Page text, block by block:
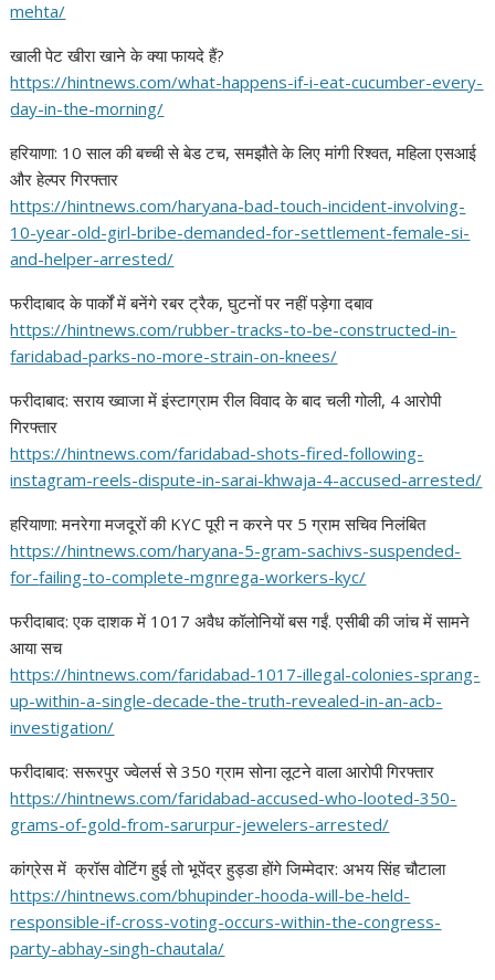
mehta/
खाली पेट खीरा खाने के क्या फायदे हैं?
https://hintnews.com/what-happens-if-i-eat-cucumber-every-
day-in-the-morning/
हरियाणा: 10 साल की बच्ची से बेड टच, समझौते के लिए मांगी रिश्वत, महिला एसआई
और हेल्पर गिरफ्तार
https://hintnews.com/haryana-bad-touch-incident-involving-
10-year-old-girl-bribe-demanded-for-settlement-female-si-
and-helper-arrested/
फरीदाबाद के पार्कों में बनेंगे रबर ट्रैक, घुटनों पर नहीं पड़ेगा दबाव
https://hintnews.com/rubber-tracks-to-be-constructed-in-
faridabad-parks-no-more-strain-on-knees/
फरीदाबाद: सराय ख्वाजा में इंस्टाग्राम रील विवाद के बाद चली गोली, 4 आरोपी
गिरफ्तार
https://hintnews.com/faridabad-shots-fired-following-
instagram-reels-dispute-in-sarai-khwaja-4-accused-arrested/
हरियाणा: मनरेगा मजदूरों की KYC पूरी न करने पर 5 ग्राम सचिव निलंबित
https://hintnews.com/haryana-5-gram-sachivs-suspended-
for-failing-to-complete-mgnrega-workers-kyc/
फरीदाबाद: एक दाशक में 1017 अवैध कॉलोनियों बस गईं. एसीबी की जांच में सामने
आया सच
https://hintnews.com/faridabad-1017-illegal-colonies-sprang-
up-within-a-single-decade-the-truth-revealed-in-an-acb-
investigation/
फरीदाबाद: सरूरपुर ज्वेलर्स से 350 ग्राम सोना लूटने वाला आरोपी गिरफ्तार
https://hintnews.com/faridabad-accused-who-looted-350-
grams-of-gold-from-sarurpur-jewelers-arrested/
कांग्रेस में क्रॉस वोटिंग हुई तो भूपेंद्र हुड्डा होंगे जिम्मेदार: अभय सिंह चौटाला
https://hintnews.com/bhupinder-hooda-will-be-held-
responsible-if-cross-voting-occurs-within-the-congress-
party-abhay-singh-chautala/